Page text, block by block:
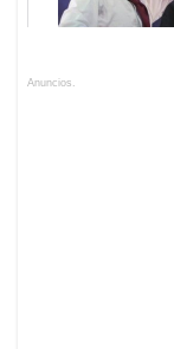
Anuncios.